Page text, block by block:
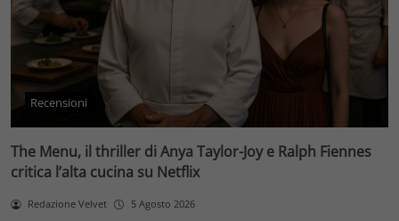
Recensioni
The Menu, il thriller di Anya Taylor-Joy e Ralph Fiennes
critica l’alta cucina su Netflix
Redazione Velvet 5 Agosto 2026